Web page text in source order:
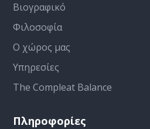
Βιογραφικό
Φιλοσοφία
Ο χώρος μας
Υπηρεσίες
The Compleat Balance
Πληροφορίες